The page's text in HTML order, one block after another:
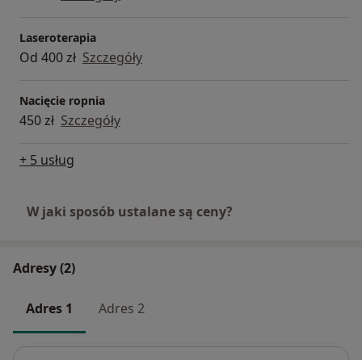
Laseroterapia
Od 400 zł Szczegóły
Nacięcie ropnia
450 zł Szczegóły
+ 5 usług
W jaki sposób ustalane są ceny?
Adresy (2)
Adres 1 Adres 2